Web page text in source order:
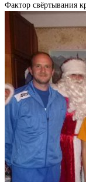
Фактор свёртывания